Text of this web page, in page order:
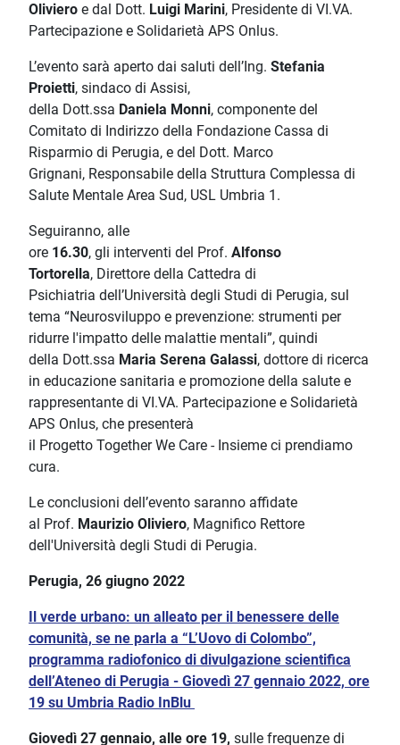
Oliviero e dal Dott. Luigi Marini, Presidente di VI.VA.
Partecipazione e Solidarietà APS Onlus.
L’evento sarà aperto dai saluti dell’Ing. Stefania
Proietti, sindaco di Assisi,
della Dott.ssa Daniela Monni, componente del
Comitato di Indirizzo della Fondazione Cassa di
Risparmio di Perugia, e del Dott. Marco
Grignani, Responsabile della Struttura Complessa di
Salute Mentale Area Sud, USL Umbria 1.
Seguiranno, alle
ore 16.30, gli interventi del Prof. Alfonso
Tortorella, Direttore della Cattedra di
Psichiatria dell’Università degli Studi di Perugia, sul
tema “Neurosviluppo e prevenzione: strumenti per
ridurre l'impatto delle malattie mentali”, quindi
della Dott.ssa Maria Serena Galassi, dottore di ricerca
in educazione sanitaria e promozione della salute e
rappresentante di VI.VA. Partecipazione e Solidarietà
APS Onlus, che presenterà
il Progetto Together We Care - Insieme ci prendiamo
cura.
Le conclusioni dell’evento saranno affidate
al Prof. Maurizio Oliviero, Magnifico Rettore
dell'Università degli Studi di Perugia.
Perugia, 26 giugno 2022
Il verde urbano: un alleato per il benessere delle
comunità, se ne parla a “L’Uovo di Colombo”,
programma radiofonico di divulgazione scientifica
dell’Ateneo di Perugia - Giovedì 27 gennaio 2022, ore
19 su Umbria Radio InBlu
Giovedì 27 gennaio, alle ore 19, sulle frequenze di